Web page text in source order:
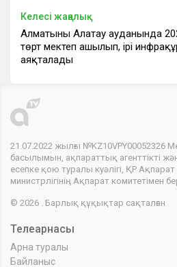
Келесі жаңалық
Алматының Алатау ауданында
төрт мектеп ашылып, ірі
аяқталады
21.07.2022 жылғы №KZ10VPY00052326
басылымын, ақпараттық агенттікті
есепке қою туралы куәлігі, ҚР
министрлігінің Ақпарат комитетімен
© 2026 . Барлық құқықтар сақталған
Телеарнасы
Арна туралы
Байланыс